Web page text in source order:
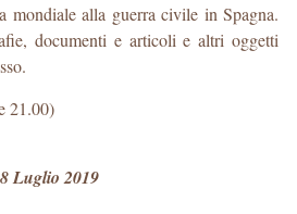
mondiale alla guerra civile in Spagna.
documenti e articoli e altri oggetti
21.00)
Luglio 2019